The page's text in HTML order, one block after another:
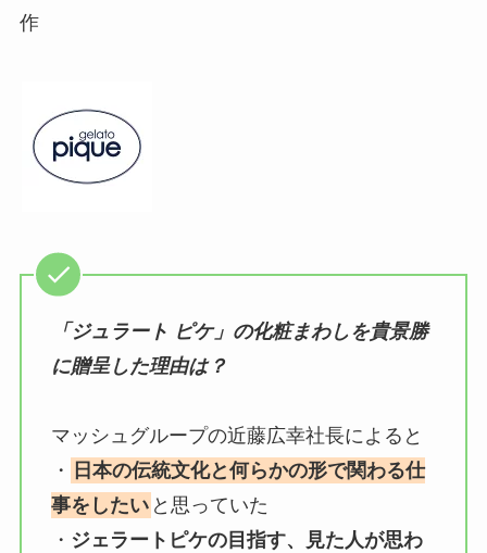
作
「ジュラート ピケ」の化粧まわしを貴景勝
に贈呈した理由は？
マッシュグループの近藤広幸社長によると
・
日本の伝統文化と何らかの形で関わる仕
事をしたい と思っていた
・ ジェラートピケの目指す、見た人が思わ